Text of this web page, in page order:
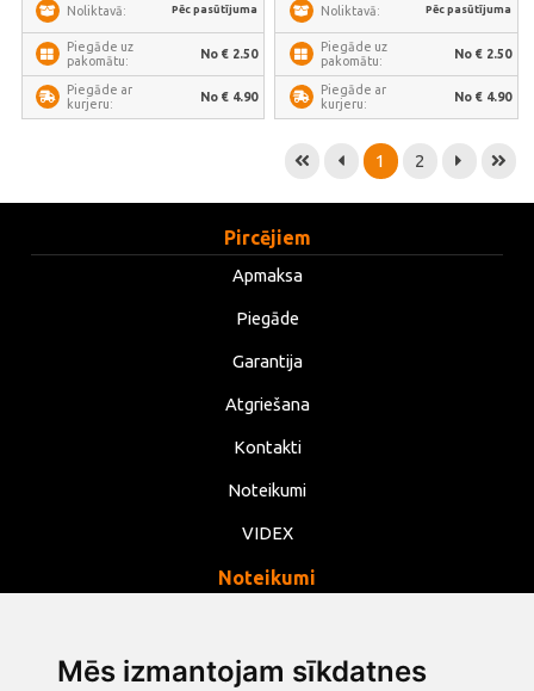
Mēs izmantojam sīkdatnes
Noliktavā: Pēc pasūtījuma
Piegāde uz
pakomātu:
No € 2.50
Piegāde ar
kurjeru:
No € 4.90
Noliktavā: Pēc pasūtījuma
Piegāde uz
pakomātu:
No € 2.50
Piegāde ar
kurjeru:
No € 4.90
1 2
Pircējiem
Apmaksa
Piegāde
Garantija
Atgriešana
Kontakti
Noteikumi
VIDEX
Noteikumi
Noteikumi